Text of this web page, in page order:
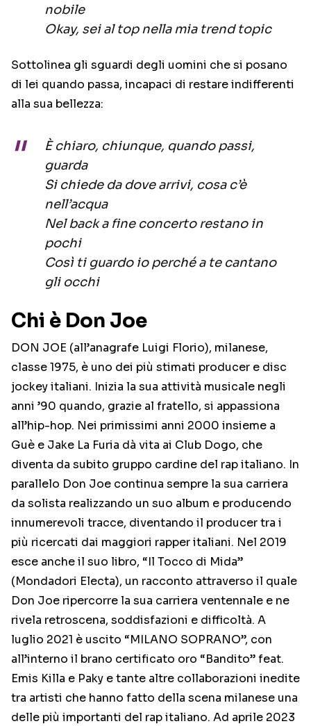
nobile
Okay, sei al top nella mia trend topic
Sottolinea gli sguardi degli uomini che si posano
di lei quando passa, incapaci di restare indifferenti
alla sua bellezza:
È chiaro, chiunque, quando passi,
guarda
Si chiede da dove arrivi, cosa c’è
nell’acqua
Nel back a fine concerto restano in
pochi
Così ti guardo io perché a te cantano
gli occhi
Chi è Don Joe
DON JOE (all’anagrafe Luigi Florio), milanese,
classe 1975, è uno dei più stimati producer e disc
jockey italiani. Inizia la sua attività musicale negli
anni ’90 quando, grazie al fratello, si appassiona
all’hip-hop. Nei primissimi anni 2000 insieme a
Guè e Jake La Furia dà vita ai Club Dogo, che
diventa da subito gruppo cardine del rap italiano. In
parallelo Don Joe continua sempre la sua carriera
da solista realizzando un suo album e producendo
innumerevoli tracce, diventando il producer tra i
più ricercati dai maggiori rapper italiani. Nel 2019
esce anche il suo libro, “Il Tocco di Mida”
(Mondadori Electa), un racconto attraverso il quale
Don Joe ripercorre la sua carriera ventennale e ne
rivela retroscena, soddisfazioni e difficoltà. A
luglio 2021 è uscito “MILANO SOPRANO”, con
all’interno il brano certificato oro “Bandito” feat.
Emis Killa e Paky e tante altre collaborazioni inedite
tra artisti che hanno fatto della scena milanese una
delle più importanti del rap italiano. Ad aprile 2023